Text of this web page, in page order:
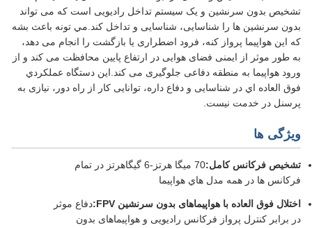
تشخیص بدون سرنشین و یک سیستم تداخل رادیویی است که می تواند
بدون سرنشین ها را شناسایی، شناسایی و تداخل کند.مي تونه باعث بشه
که اين هواپيما پرواز کنه، فرود اضطراری یا بازگشت را انجام می دهد،
به طور موثر از ایمنی فضای هوایی در ارتفاع پایین محافظت می کند و از
ورود هواپیما به منطقه دفاعی جلوگیری می کند.اين دستگاه عملکردي
فوق العاده اي در شناسایی و دفاع داره، توانایی کار از راه دور، نیازی به
پرسنل در خدمت نیست.
ویژگی ها
تشخیص فرکانس کامل:
70 ميگا هرتز-6 گيگاهرتز در تمام
فرکانس ها در همه مدل هاي هواپيما
اختلال فوق العاده با هواپیماهای بدون سرنشین FPV:
دفاع موثر
در برابر کنترل پرواز فرکانس رادیویی و هواپیماهای بدون